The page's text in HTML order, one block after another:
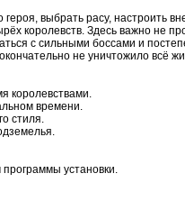
героя, выбрать расу, настроить
королевств. Здесь важно не
с сильными боссами и
не уничтожило всё
королевствами.
времени.
стиля.
программы установки.